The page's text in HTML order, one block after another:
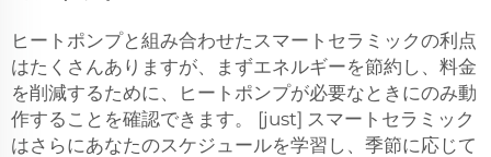
ヒートポンプと組み合わせたスマートセラミックの利点
はたくさんありますが、まずエネルギーを節約し、料金
を削減するために、ヒートポンプが必要なときにのみ動
作することを確認できます。 [just] スマートセラミック
はさらにあなたのスケジュールを学習し、季節に応じて